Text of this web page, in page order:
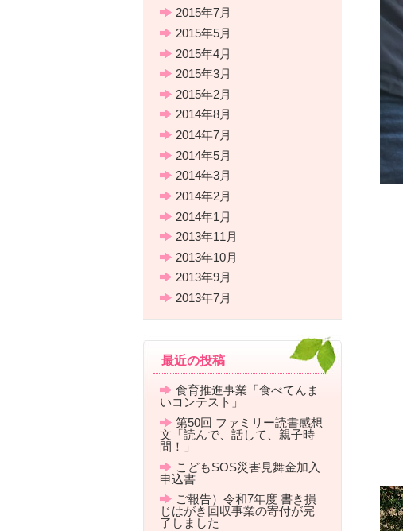
2015年7月
2015年5月
2015年4月
2015年3月
2015年2月
2014年8月
2014年7月
2014年5月
2014年3月
2014年2月
2014年1月
2013年11月
2013年10月
2013年9月
2013年7月
最近の投稿
食育推進事業「食べてんま
いコンテスト」
第50回 ファミリー読書感想
文「読んで、話して、親子時
間！」
こどもSOS災害見舞金加入
申込書
ご報告）令和7年度 書き損
じはがき回収事業の寄付が完
了しました